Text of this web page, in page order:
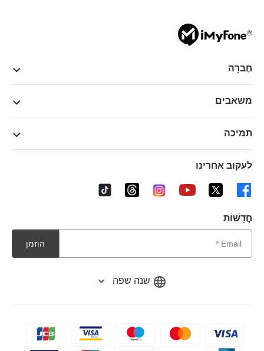
שנה שפה
חֶברָה
משאבים
תמיכה
לעקוב אחרינו
חֲדָשׁוֹת
הוזמן